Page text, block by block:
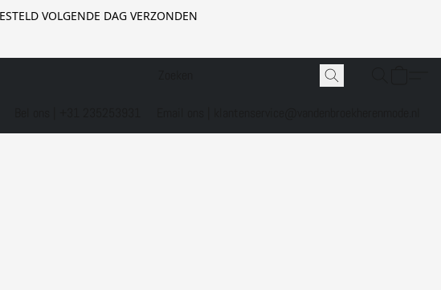
VOLGENDE DAG VERZONDEN